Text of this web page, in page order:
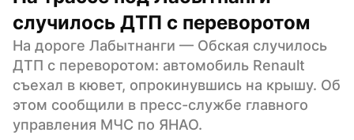
случилось ДТП с переворотом
На дороге Лабытнанги — Обская случилось
ДТП с переворотом: автомобиль Renault
съехал в кювет, опрокинувшись на крышу. Об
этом сообщили в пресс-службе главного
управления МЧС по ЯНАО.